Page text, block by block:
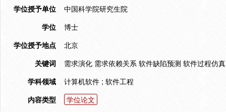
学位授予单位
中国科学院研究生院
学位
博士
学位授予地点
北京
关键词
需求演化 需求依赖关系 软件缺陷预测 软件过程仿
学科领域
计算机软件 ; 软件工程
内容类型
学位论文